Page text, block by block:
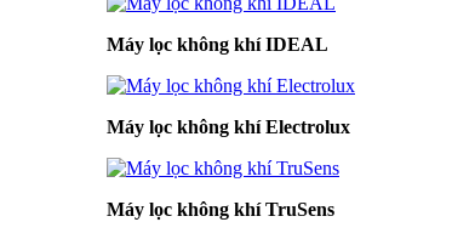
Máy lọc không khí IDEAL
Máy lọc không khí Electrolux
Máy lọc không khí TruSens